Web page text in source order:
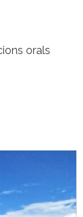
orals